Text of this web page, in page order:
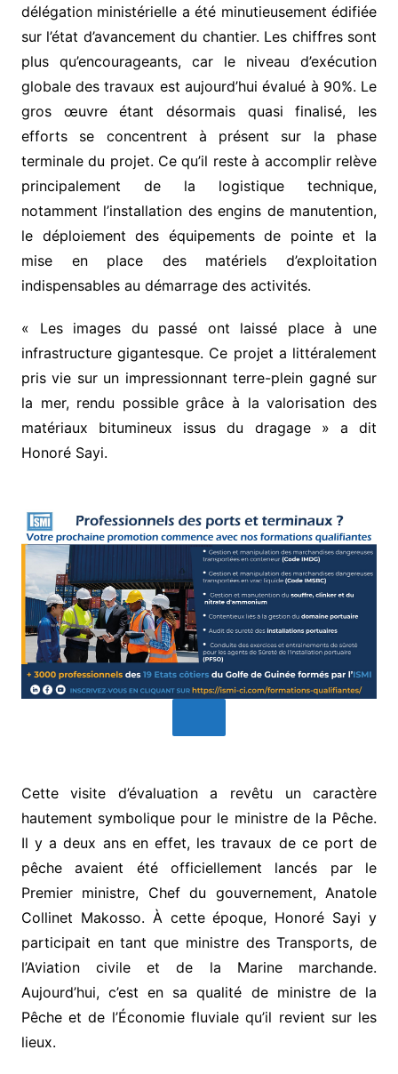
délégation ministérielle a été minutieusement édifiée
sur l’état d’avancement du chantier. Les chiffres sont
plus qu’encourageants, car le niveau d’exécution
globale des travaux est aujourd’hui évalué à 90%. Le
gros œuvre étant désormais quasi finalisé, les
efforts se concentrent à présent sur la phase
terminale du projet. Ce qu’il reste à accomplir relève
principalement de la logistique technique,
notamment l’installation des engins de manutention,
le déploiement des équipements de pointe et la
mise en place des matériels d’exploitation
indispensables au démarrage des activités.
​« Les images du passé ont laissé place à une
infrastructure gigantesque. Ce projet a littéralement
pris vie sur un impressionnant terre-plein gagné sur
la mer, rendu possible grâce à la valorisation des
matériaux bitumineux issus du dragage » a dit
Honoré Sayi.
Cette visite d’évaluation a revêtu un caractère
hautement symbolique pour le ministre de la Pêche.
Il y a deux ans en effet, les travaux de ce port de
pêche avaient été officiellement lancés par le
Premier ministre, Chef du gouvernement, Anatole
Collinet Makosso. À cette époque, Honoré Sayi y
participait en tant que ministre des Transports, de
l’Aviation civile et de la Marine marchande.
Aujourd’hui, c’est en sa qualité de ministre de la
Pêche et de l’Économie fluviale qu’il revient sur les
lieux.